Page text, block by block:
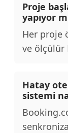
Proje
yapıyor
Her proje
ve ölçülür
Hatay
sistemi